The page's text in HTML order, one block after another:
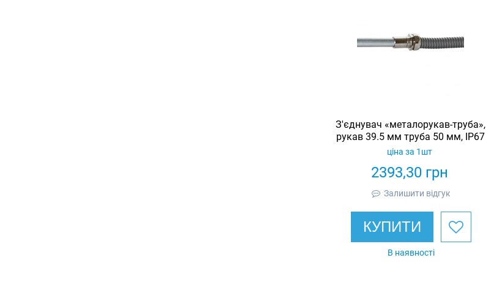
З'єднувач «металорукав-труба»,
рукав 39.5 мм труба 50 мм, IP67
2393,30грн
ціна за 1шт
Залишити відгук
КУПИТИ
В наявності